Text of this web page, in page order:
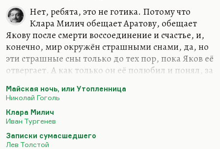
Нет, ребята, это не готика. Потому что
Клара Милич обещает Аратову, обещает
Якову после смерти воссоединение и счастье, и,
конечно, мир окружён страшными снами, да, но
эти страшные сны только до тех пор, пока Яков её
отвергает. А как только он её полюбил и понял, за
улыбку на его лице, с которой, собственно,
ночь». Конечно, мир Гоголя страшный мир, и в
конце концов Гоголь в этот страх провалился. Но
и в страшной мести бог всё-таки носитель
Майская ночь, или Утопленница
Николай Гоголь
Клара Милич
Иван Тургенев
Записки сумасшедшего
Лев Толстой